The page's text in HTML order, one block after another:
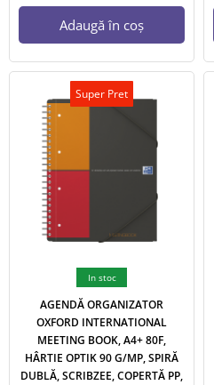
Adaugă în coș
Super Pret
In stoc
AGENDĂ ORGANIZATOR
OXFORD INTERNATIONAL
MEETING BOOK, A4+ 80F,
HÂRTIE OPTIK 90 G/MP, SPIRĂ
DUBLĂ, SCRIBZEE, COPERTĂ PP,